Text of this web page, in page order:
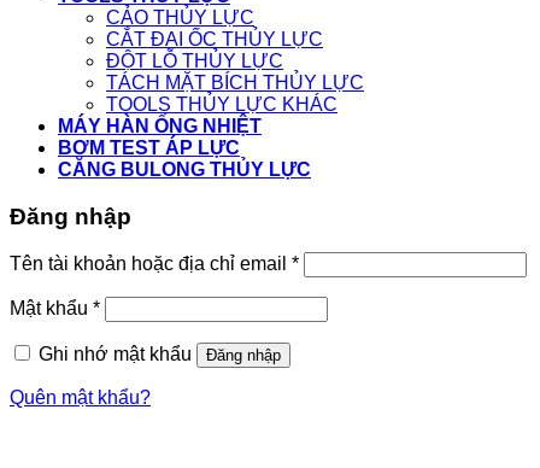
CẢO THỦY LỰC
CẮT ĐAI ỐC THỦY LỰC
ĐỘT LỖ THỦY LỰC
TÁCH MẶT BÍCH THỦY LỰC
TOOLS THỦY LỰC KHÁC
MÁY HÀN ỐNG NHIỆT
BƠM TEST ÁP LỰC
CĂNG BULONG THỦY LỰC
Đăng nhập
Tên tài khoản hoặc địa chỉ email *
Mật khẩu *
Ghi nhớ mật khẩu Đăng nhập
Quên mật khẩu?